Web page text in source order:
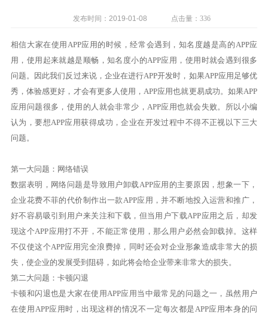
发布时间：2019-01-08 点击量： 336
相信大家在使用APP应用的时候，经常会遇到，知名度越是高的APP应
用，使用起来就越是顺畅，知名度小的APP应用，使用时就会遇到很多
问题。因此我们反过来说，企业在进行APP开发时，如果APP应用足够优
秀，体验感更好，才会有更多人使用，APP应用也就更易成功。如果APP
应用问题很多，使用的人就会非常少，APP应用也就会失败。所以小编
认为，要想APP应用获得成功，企业在开发过程中不得不正视以下三大
问题。
第一大问题：网络错误
数据表明，网络问题是导致用户卸载APP应用的主要原因，想象一下，
企业花费不菲的代价制作出一款APP应用，并不断地投入运营和推广，
好不容易吸引到用户来关注和下载，但当用户下载APP应用之后，却发
现这个APP应用打不开，不能正常使用，那么用户必然会卸载掉。这样
不仅使这个APP应用完全浪费掉，同时还会对企业形象造成非常大的损
失，使企业的发展受到阻碍，如此将会给企业带来非常大的损失。
第二大问题：卡顿闪退
卡顿和闪退也是大家在使用APP应用当中最常见的问题之一，虽然用户
在使用APP应用时，出现这样的情况不一定每次都是APP应用本身的问